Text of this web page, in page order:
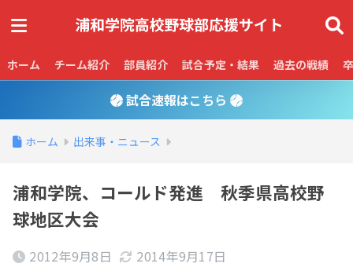
ホーム チーム紹介 部員紹介 試合予定・結果 過去の戦績
試合速報はこちら
ホーム 出来事・ニュース
浦和学院、コールド発進 秋季県高校野
球地区大会
2012年9月8日 2014年9月17日